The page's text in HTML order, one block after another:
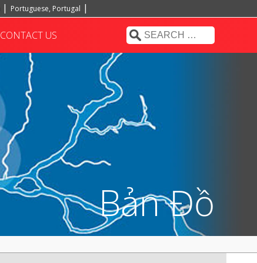
Portuguese, Portugal
CONTACT US
Bản Đồ